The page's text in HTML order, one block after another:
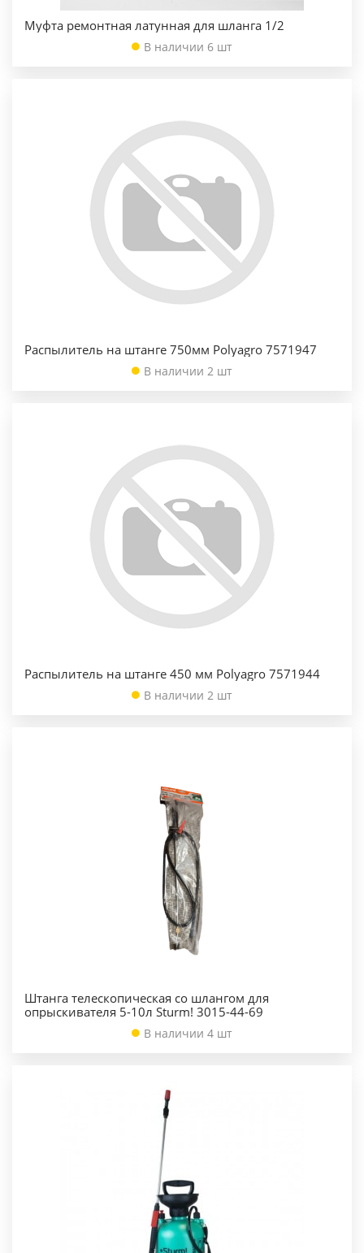
Муфта ремонтная латунная для шланга 1/2
В наличии 6 шт
Распылитель на штанге 750мм Polyagro 7571947
В наличии 2 шт
Распылитель на штанге 450 мм Polyagro 7571944
В наличии 2 шт
Штанга телескопическая со шлангом для
опрыскивателя 5-10л Sturm! 3015-44-69
В наличии 4 шт